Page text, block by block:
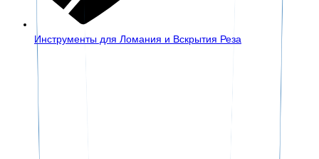
Инструменты для Ломания и Вскрытия Реза